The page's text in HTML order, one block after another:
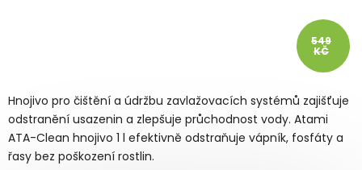
Hnojivo pro čištění a údržbu zavlažovacích systémů zajišťuje
odstranění usazenin a zlepšuje průchodnost vody. Atami
ATA-Clean hnojivo 1 l efektivně odstraňuje vápník, fosfáty a
řasy bez poškození rostlin.
549
KČ